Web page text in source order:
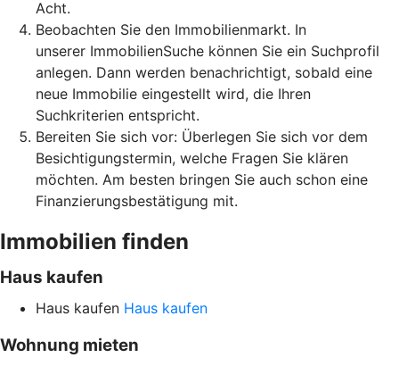
Acht.
Beobachten Sie den Immobilienmarkt. In
unserer ImmobilienSuche können Sie ein Suchprofil
anlegen. Dann werden benachrichtigt, sobald eine
neue Immobilie eingestellt wird, die Ihren
Suchkriterien entspricht.
Bereiten Sie sich vor: Überlegen Sie sich vor dem
Besichtigungstermin, welche Fragen Sie klären
möchten. Am besten bringen Sie auch schon eine
Finanzierungsbestätigung mit.
Immobilien finden
Haus kaufen
Haus kaufen Haus kaufen
Wohnung mieten